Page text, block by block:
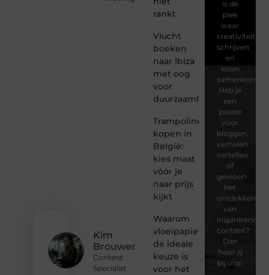
Kim
Brouwer
Content
Specialist
rankt
Vlucht
boeken
naar Ibiza
met oog
voor
duurzaamheid
Trampoline
kopen in
België:
kies maat
vóór je
naar prijs
kijkt
Waarom
vloeipapier
de ideale
keuze is
voor het
is dé
plek
waar
creativiteit,
schrijven
en
lezen
samenkomen.
Heb je
een
passie
voor
bloggen,
verhalen
vertellen
of
gewoon
het
ontdekken
van
inspirerende
content?
Dan
hoor jij
bij ons!